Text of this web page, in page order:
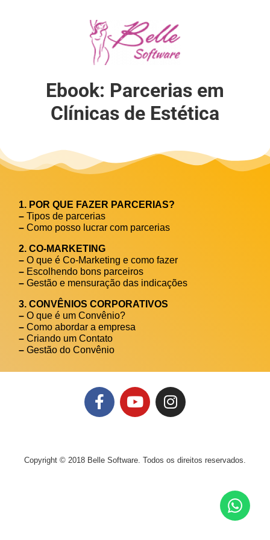
Ebook: Parcerias em
Clínicas de Estética
1. POR QUE FAZER PARCERIAS?
– Tipos de parcerias
– Como posso lucrar com parcerias
2. CO-MARKETING
– O que é Co-Marketing e como fazer
– Escolhendo bons parceiros
– Gestão e mensuração das indicações
3. CONVÊNIOS CORPORATIVOS
– O que é um Convênio?
– Como abordar a empresa
– Criando um Contato
– Gestão do Convênio
Copyright © 2018 Belle Software. Todos os direitos reservados.